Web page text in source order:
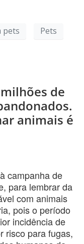
pets
Pets
de
animais é
campanha de
para lembrar da
com animais
pois o período
incidência de
risco para fugas,